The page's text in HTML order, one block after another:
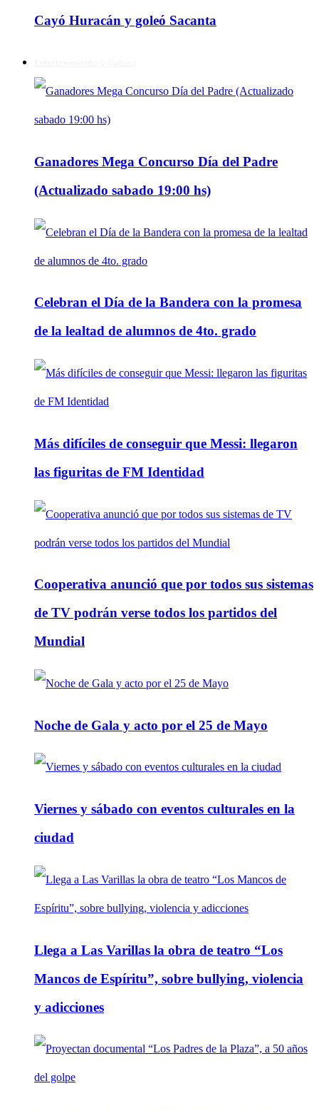
Cayó Huracán y goleó Sacanta
Ganadores Mega Concurso Día del Padre
(Actualizado sabado 19:00 hs)
Celebran el Día de la Bandera con la promesa
de la lealtad de alumnos de 4to. grado
Más difíciles de conseguir que Messi: llegaron
las figuritas de FM Identidad
Cooperativa anunció que por todos sus sistemas
de TV podrán verse todos los partidos del
Mundial
Noche de Gala y acto por el 25 de Mayo
Viernes y sábado con eventos culturales en la
ciudad
Llega a Las Varillas la obra de teatro “Los
Mancos de Espíritu”, sobre bullying, violencia
y adicciones